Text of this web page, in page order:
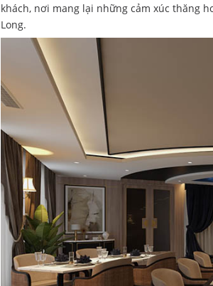
khách, nơi mang lại những cảm xúc thăng
Long.